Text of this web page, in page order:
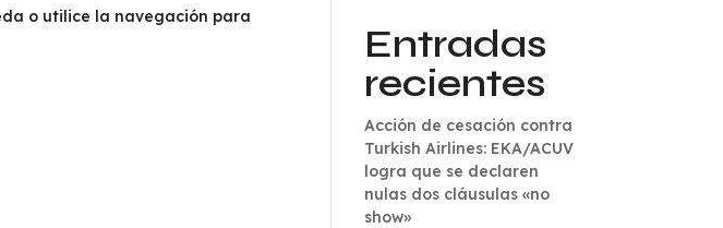
o utilice la navegación para
Entradas
recientes
Acción de cesación contra
Turkish Airlines: EKA/ACUV
logra que se declaren
nulas dos cláusulas «no
show»